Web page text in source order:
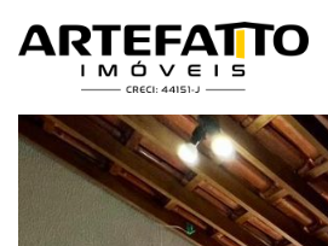
Home / Imóveis à venda / Casa / Franca